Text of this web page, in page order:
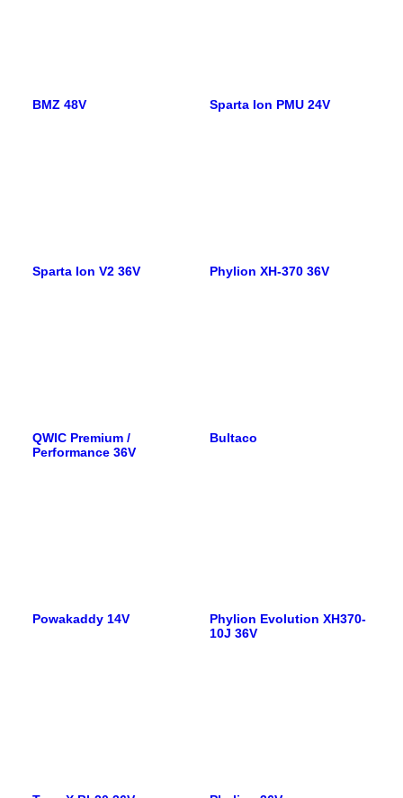
BMZ 48V Sparta Ion PMU 24V
Sparta Ion V2 36V Phylion XH-370 36V
QWIC Premium /
Performance 36V
Bultaco
Powakaddy 14V
Phylion Evolution XH370-
10J 36V